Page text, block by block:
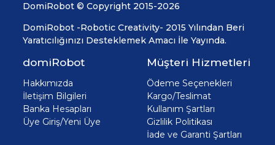
DomiRobot © Copyright 2015-2026
DomiRobot -Robotic Creativity- 2015 Yılından Beri
Yaratıcılığınızı Desteklemek Amacı İle Yayında.
domiRobot
Hakkımızda
İletişim Bilgileri
Banka Hesapları
Üye Giriş/Yeni Üye
Müşteri Hizmetleri
Ödeme Seçenekleri
Kargo/Teslimat
Kullanım Şartları
Gizlilik Politikası
İade ve Garanti Şartları